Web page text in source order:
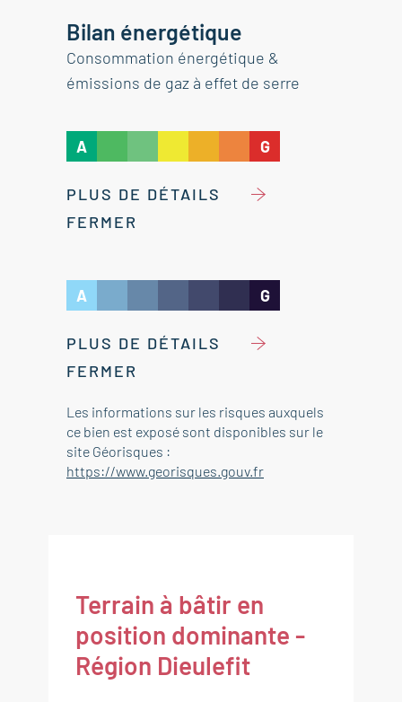
Bilan énergétique
Consommation énergétique &
émissions de gaz à effet de serre
A G
PLUS DE DÉTAILS
FERMER
A G
PLUS DE DÉTAILS
FERMER
Les informations sur les risques auxquels
ce bien est exposé sont disponibles sur le
site Géorisques :
https://www.georisques.gouv.fr
Terrain à bâtir en
position dominante -
Région Dieulefit